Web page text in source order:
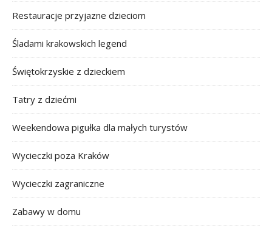
Restauracje przyjazne dzieciom
Śladami krakowskich legend
Świętokrzyskie z dzieckiem
Tatry z dziećmi
Weekendowa pigułka dla małych turystów
Wycieczki poza Kraków
Wycieczki zagraniczne
Zabawy w domu